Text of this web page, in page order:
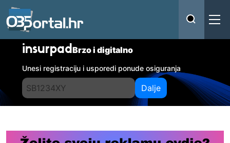
insurpadBrzo i digitalno
Unesi registraciju i usporedi ponude osiguranja
Dalje